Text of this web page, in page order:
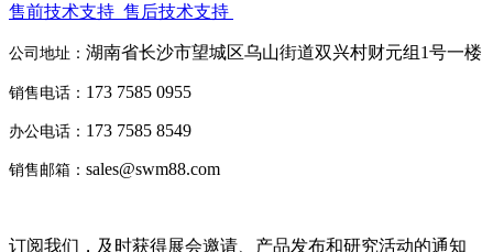
售前技术支持 售后技术支持
公司地址： 湖南省长沙市望城区乌山街道双兴村财元组1号一楼
销售电话： 173 7585 0955
办公电话： 173 7585 8549
销售邮箱： sales@swm88.com
订阅我们，及时获得展会邀请、产品发布和研究活动的通知